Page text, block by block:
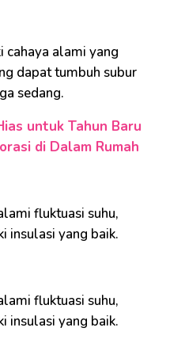
cahaya alami yang
dapat tumbuh subur
sedang.
untuk Tahun Baru
di Dalam Rumah
fluktuasi suhu,
insulasi yang baik.
fluktuasi suhu,
insulasi yang baik.